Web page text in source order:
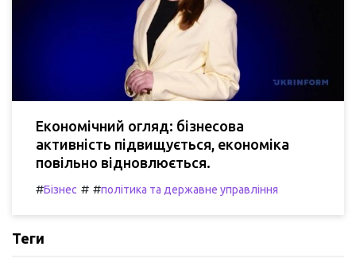
Економічний огляд: бізнесова
активність підвищується, економіка
повільно відновлюється.
#Бізнес # #політика та державне управління
Теги